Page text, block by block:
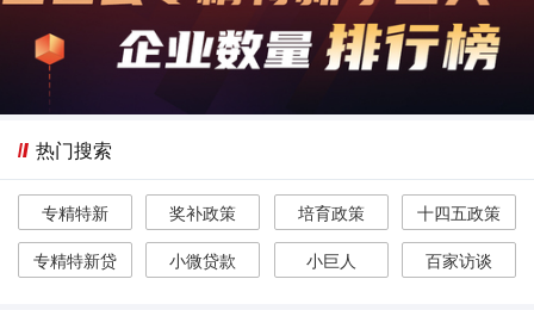
热门搜索
专精特新 奖补政策 培育政策
十四五政策
专精特新贷
小微贷款 小巨人 百家访谈